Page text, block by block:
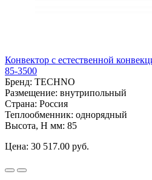
Конвектор с естественной
85-3500
Бренд: TECHNO
Размещение: внутрипольный
Страна: Россия
Теплообменник: однорядный
Высота, H мм: 85
Цена: 30 517.00 руб.